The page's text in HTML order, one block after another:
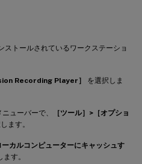
トールされているワークステーショ
Recording Player］
を選択しま
ニューバーで、
［ツール］>［オプショ
ます。
ーカルコンピューターにキャッシュす
す。